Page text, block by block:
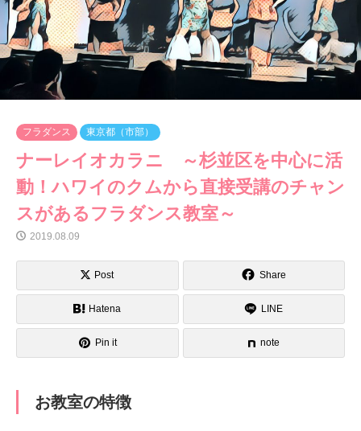
フラダンス 東京都（市部）
ナーレイオカラニ ～杉並区を中心に活
動！ハワイのクムから直接受講のチャン
スがあるフラダンス教室～
2019.08.09
Post Share
Hatena LINE
Pin it note
お教室の特徴